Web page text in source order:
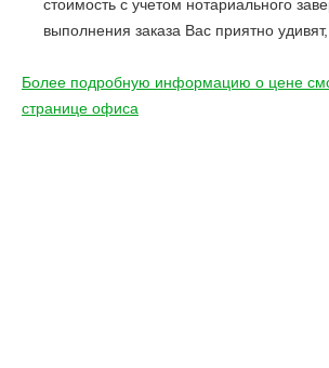
стоимость с учетом нотариального
выполнения заказа Вас приятно
Более подробную информацию о цене
странице офиса